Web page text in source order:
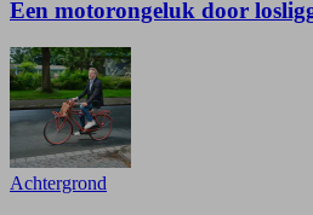
Een motorongeluk door
Achtergrond